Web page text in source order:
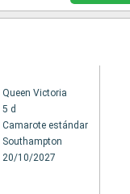
Queen Victoria
5 d
Camarote estándar
Southampton
20/10/2027